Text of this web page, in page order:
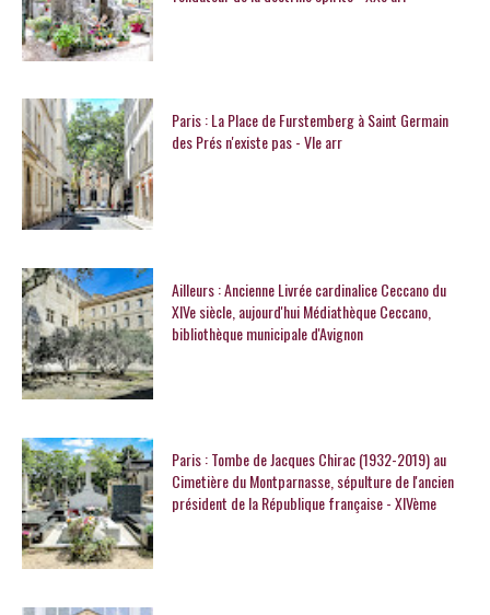
Paris : La Place de Furstemberg à Saint Germain
des Prés n'existe pas - VIe arr
Ailleurs : Ancienne Livrée cardinalice Ceccano du
XIVe siècle, aujourd'hui Médiathèque Ceccano,
bibliothèque municipale d'Avignon
Paris : Tombe de Jacques Chirac (1932-2019) au
Cimetière du Montparnasse, sépulture de l'ancien
président de la République française - XIVème